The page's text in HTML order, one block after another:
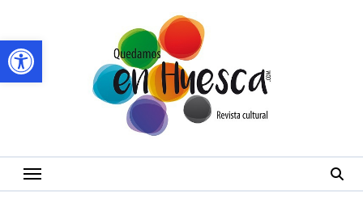
Abrir barra de herramientas
contenido